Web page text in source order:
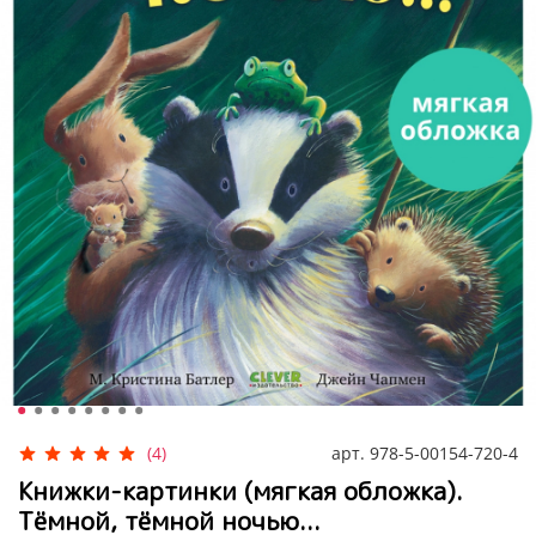
(4) арт. 978-5-00154-720-4
Книжки-картинки (мягкая обложка).
Тёмной, тёмной ночью...